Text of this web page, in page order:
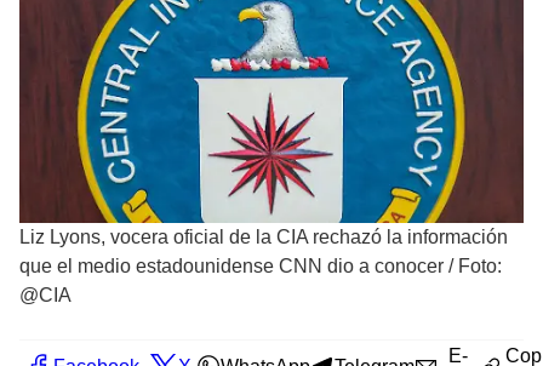
Liz Lyons, vocera oficial de la CIA rechazó la información
que el medio estadounidense CNN dio a conocer / Foto:
@CIA
E-